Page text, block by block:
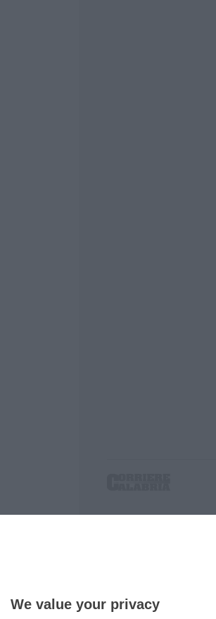
We value your privacy
P.IVA. 03199620794,
Iscrizione tribunale di